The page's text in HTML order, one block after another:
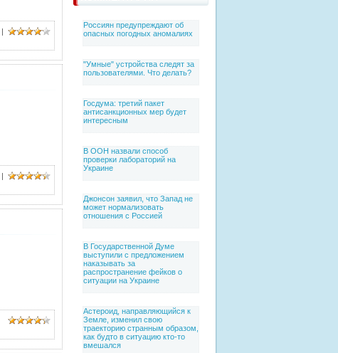
Россиян предупреждают об
опасных погодных аномалиях
"Умные" устройства следят за
пользователями. Что делать?
Госдума: третий пакет
антисанкционных мер будет
интересным
В ООН назвали способ
проверки лабораторий на
Украине
Джонсон заявил, что Запад не
может нормализовать
отношения с Россией
В Государственной Думе
выступили с предложением
наказывать за
распространение фейков о
ситуации на Украине
Астероид, направляющийся к
Земле, изменил свою
траекторию странным образом,
как будто в ситуацию кто-то
вмешался
|
|